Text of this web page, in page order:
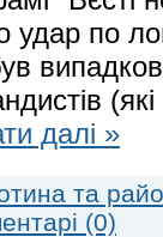
удар по
(які
далі »
та
(0)